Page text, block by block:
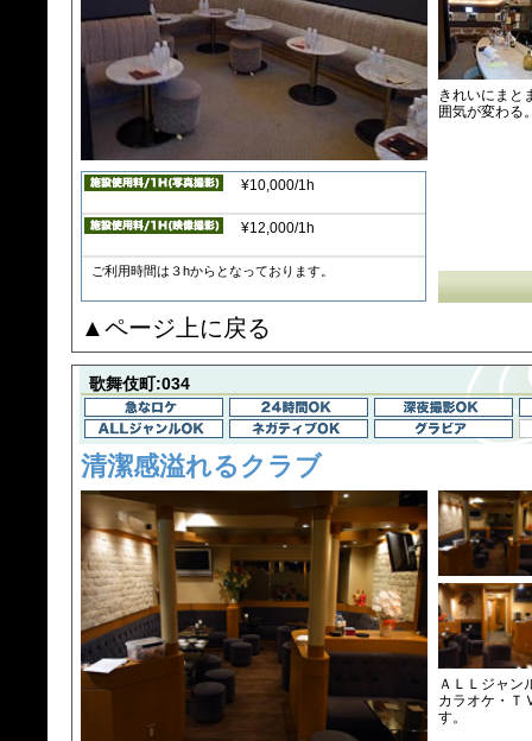
¥10,000/1h
¥12,000/1h
ご利用時間は３hからとなっております。
きれいにまと
囲気が変わる
▲ページ上に戻る
歌舞伎町:034
清潔感溢れるクラブ
ＡＬＬジャン
カラオケ・Ｔ
す。